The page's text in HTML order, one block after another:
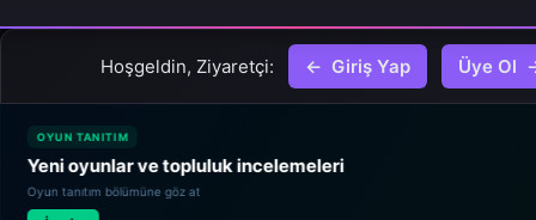
Hoşgeldin, Ziyaretçi: Giriş Yap Üye Ol
OYUN TANITIM
Yeni oyunlar ve topluluk incelemeleri
Oyun tanıtım bölümüne göz at